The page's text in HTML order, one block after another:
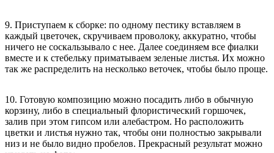
9. Приступаем к сборке: по одному пестику вставляем в
каждый цветочек, скручиваем проволоку, аккуратно, чтобы
ничего не соскальзывало с нее. Далее соединяем все фиалки
вместе и к стебельку приматываем зеленые листья. Их можно
так же распределить на несколько веточек, чтобы было проще.
10. Готовую композицию можно посадить либо в обычную
корзину, либо в специальный флористический горшочек,
залив при этом гипсом или алебастром. Но расположить
цветки и листья нужно так, чтобы они полностью закрывали
низ и не было видно пробелов. Прекрасный результат можно